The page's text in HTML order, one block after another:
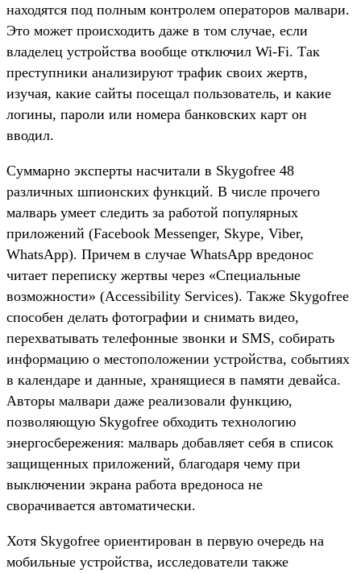
находятся под полным контролем операторов малвари.
Это может происходить даже в том случае, если
владелец устройства вообще отключил Wi-Fi. Так
преступники анализируют трафик своих жертв,
изучая, какие сайты посещал пользователь, и какие
логины, пароли или номера банковских карт он
вводил.
Суммарно эксперты насчитали в Skygofree 48
различных шпионских функций. В числе прочего
малварь умеет следить за работой популярных
приложений (Facebook Messenger, Skype, Viber,
WhatsApp). Причем в случае WhatsApp вредонос
читает переписку жертвы через «Специальные
возможности» (Accessibility Services). Также Skygofree
способен делать фотографии и снимать видео,
перехватывать телефонные звонки и SMS, собирать
информацию о местоположении устройства, событиях
в календаре и данные, хранящиеся в памяти девайса.
Авторы малвари даже реализовали функцию,
позволяющую Skygofree обходить технологию
энергосбережения: малварь добавляет себя в список
защищенных приложений, благодаря чему при
выключении экрана работа вредоноса не
сворачивается автоматически.
Хотя Skygofree ориентирован в первую очередь на
мобильные устройства, исследователи также